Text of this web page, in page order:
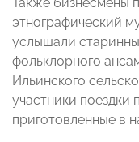
этнографический
услышали
фольклорного
Ильинского
участники
приготовленные в